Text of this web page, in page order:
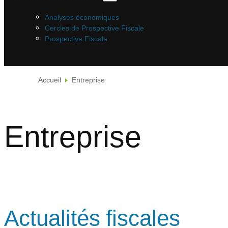
Analyses économiques
Cercles de Prospective Fiscale
Prospective Fiscale
Accueil Entreprise
Entreprise
Actualités fiscales